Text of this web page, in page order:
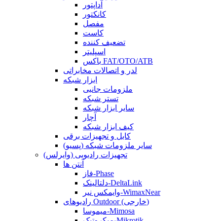
آداپتور
کانکتور
مفصل
کاست
تضعیف کننده
اسپلیتر
باکس FAT/OTO/ATB
لدر و اتصالات مخابراتی
ابزار شبکه
ملزومات جانبی
تستر شبکه
سایر ابزار شبکه
آچار
کیف ابزار شبکه
کابل و تجهیزات برقی
سایر ملزومات شبکه (پسیو)
تجهیزات رادیویی (وایرلس)
آنتن ها
فاز-Phase
دلتالینک-DeltaLink
وایمکس نیر-WimaxNear
رادیوهای Outdoor (خارجی)
میموسا-Mimosa